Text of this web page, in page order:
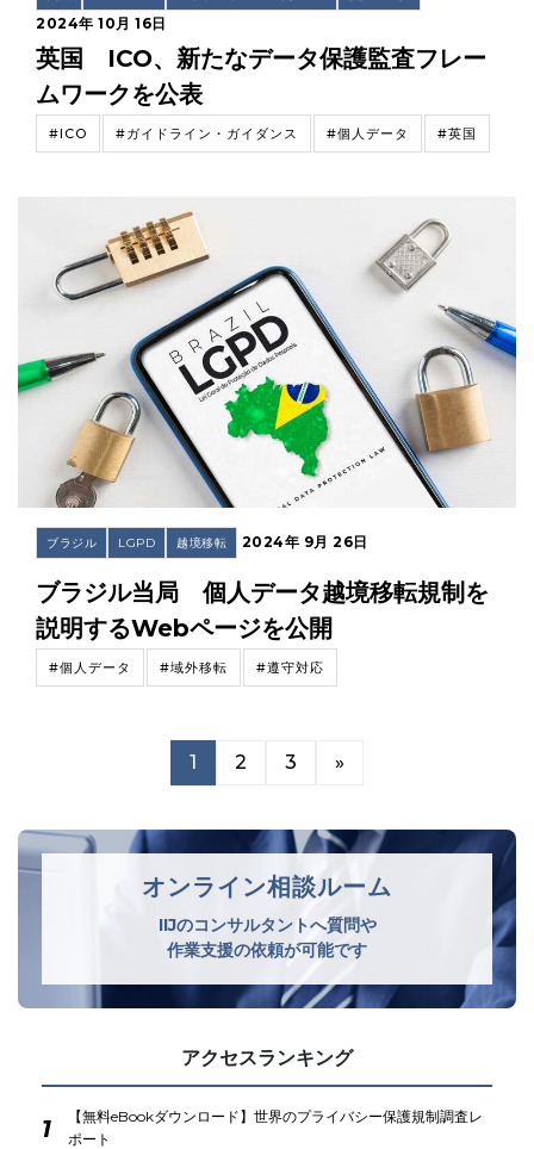
2024年 10月 16日
英国 ICO、新たなデータ保護監査フレー
ムワークを公表
#ICO #ガイドライン・ガイダンス #個人データ #英国
ブラジル LGPD 越境移転 2024年 9月 26日
ブラジル当局 個人データ越境移転規制を
説明するWebページを公開
#個人データ #域外移転 #遵守対応
1 2 3 »
オンライン相談ルーム
IIJのコンサルタントへ質問や
作業支援の依頼が可能です
アクセスランキング
1
【無料eBookダウンロード】世界のプライバシー保護規制調査レ
ポート